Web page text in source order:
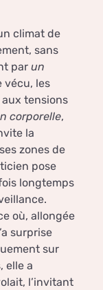
climat de
sans
par un
vécu, les
tensions
corporelle,
la
zones de
pose
longtemps
où, allongée
surprise
sur
elle a
l’invitant